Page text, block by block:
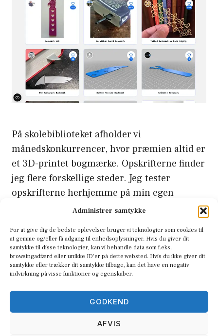
Administrer samtykke
For at give dig de bedste oplevelser bruger vi teknologier som cookies til
at gemme og/eller få adgang til enhedsoplysninger. Hvis du giver dit
samtykke til disse teknologier, kan vi behandle data som f.eks.
browsingadfærd eller unikke ID'er på dette websted. Hvis du ikke giver dit
samtykke eller trækker dit samtykke tilbage, kan det have en negativ
indvirkning på visse funktioner og egenskaber.
GODKEND
AFVIS
På skolebiblioteket afholder vi
månedskonkurrencer, hvor præmien altid er
et 3D-printet bogmærke. Opskrifterne finder
jeg flere forskellige steder. Jeg tester
opskrifterne herhjemme på min egen
PRUSA mk4 printer, inden jeg
printere, som også er samme type. Jeg
bruger dem også selv og til gaver. Jo mere
jeg øver mig, jo bedre …Læs Mere
Tags